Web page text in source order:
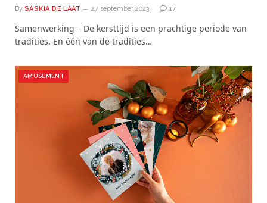
By SASKIA DE LAAT 27 september 2023 17
Samenwerking – De kersttijd is een prachtige periode van
tradities. En één van de tradities…
AMUSEMENT